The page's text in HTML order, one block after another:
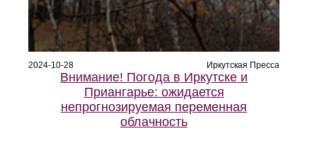
2024-10-28 Иркутская Пресса
Внимание! Погода в Иркутске и
Приангарье: ожидается
непрогнозируемая переменная
облачность